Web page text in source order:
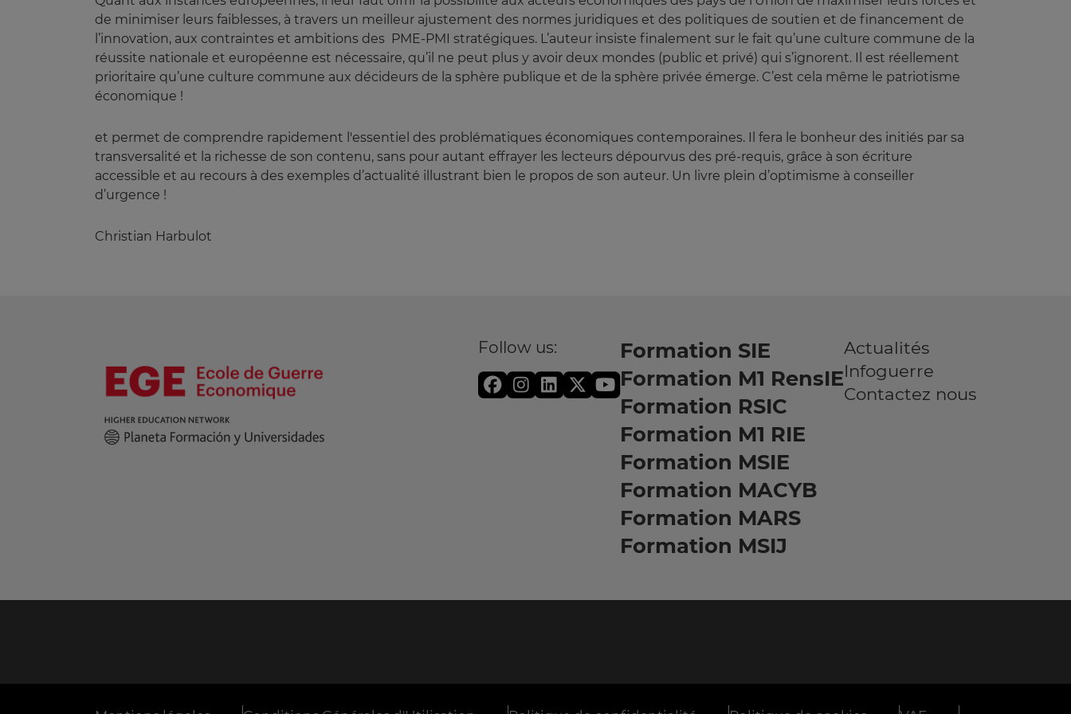
de minimiser leurs faiblesses, à travers un meilleur ajustement des normes juridiques et des politiques de soutien et de financement de
l’innovation, aux contraintes et ambitions des PME-PMI stratégiques. L’auteur insiste finalement sur le fait qu’une culture commune de la
réussite nationale et européenne est nécessaire, qu’il ne peut plus y avoir deux mondes (public et privé) qui s’ignorent. Il est réellement
prioritaire qu’une culture commune aux décideurs de la sphère publique et de la sphère privée émerge. C’est cela même le patriotisme
économique !
et permet de comprendre rapidement l'essentiel des problématiques économiques contemporaines. Il fera le bonheur des initiés par sa
transversalité et la richesse de son contenu, sans pour autant effrayer les lecteurs dépourvus des pré-requis, grâce à son écriture
accessible et au recours à des exemples d’actualité illustrant bien le propos de son auteur. Un livre plein d’optimisme à conseiller
d’urgence !
Christian Harbulot
Follow us:
Formation SIE
Formation M1 RensIE
Formation RSIC
Formation M1 RIE
Formation MSIE
Formation MACYB
Formation MARS
Formation MSIJ
Actualités
Infoguerre
Contactez nous